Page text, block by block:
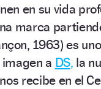
en su vida
marca
1963) es
a DS, la
recibe en el